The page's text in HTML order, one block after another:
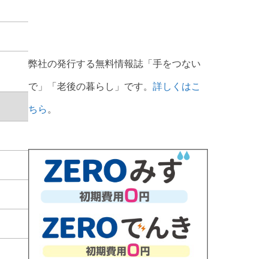
弊社の発行する無料情報誌「手をつない
で」「老後の暮らし」です。 詳しくはこ
ちら。